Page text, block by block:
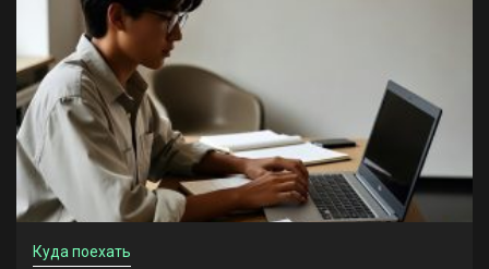
Куда поехать